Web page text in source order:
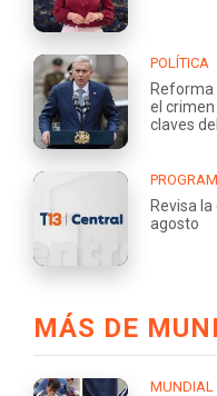
POLÍTICA
Reforma
el
claves
Revisa
agosto
MÁS DE
MUNDIAL